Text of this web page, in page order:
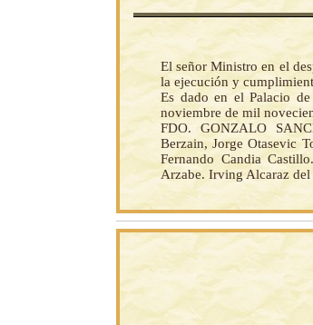
El señor Ministro en el
la ejecución y
Es dado en el Palacio
noviembre de mil
FDO. GONZALO
Berzain, Jorge Otasevic
Fernando Candia
Arzabe. Irving Alcaraz